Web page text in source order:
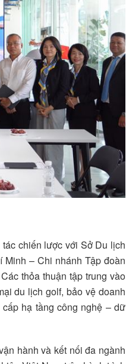
chiến lược với Sở Du lịch
– Chi nhánh Tập đoàn
thỏa thuận tập trung vào
du lịch golf, bảo vệ doanh
hạ tầng công nghệ – dữ
hành và kết nối đa ngành